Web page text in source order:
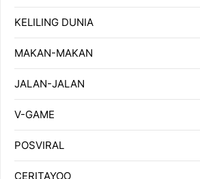
KELILING DUNIA
MAKAN-MAKAN
JALAN-JALAN
V-GAME
POSVIRAL
CERITAYOO